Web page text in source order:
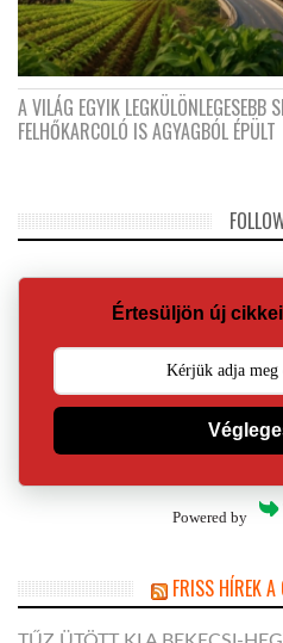
A VILÁG EGYIK
FELHŐKARCOLÓ IS AGYAGBÓL ÉPÜLT
Értesüljön új
Powered by
FRISS HÍREK